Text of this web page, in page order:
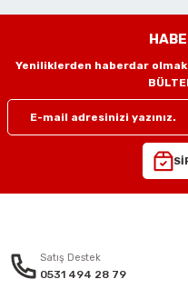
Yeniliklerden haberdar
Satış Destek
0531 494 28 79